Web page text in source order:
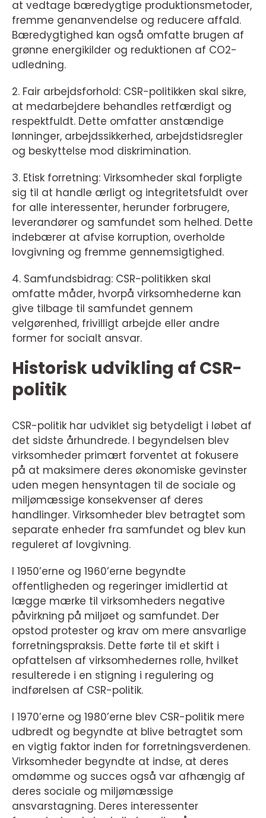
at vedtage bæredygtige produktionsmetoder,
fremme genanvendelse og reducere affald.
Bæredygtighed kan også omfatte brugen af
grønne energikilder og reduktionen af CO2-
udledning.
2. Fair arbejdsforhold: CSR-politikken skal sikre,
at medarbejdere behandles retfærdigt og
respektfuldt. Dette omfatter anstændige
lønninger, arbejdssikkerhed, arbejdstidsregler
og beskyttelse mod diskrimination.
3. Etisk forretning: Virksomheder skal forpligte
sig til at handle ærligt og integritetsfuldt over
for alle interessenter, herunder forbrugere,
leverandører og samfundet som helhed. Dette
indebærer at afvise korruption, overholde
lovgivning og fremme gennemsigtighed.
4. Samfundsbidrag: CSR-politikken skal
omfatte måder, hvorpå virksomhederne kan
give tilbage til samfundet gennem
velgørenhed, frivilligt arbejde eller andre
former for socialt ansvar.
Historisk udvikling af CSR-
politik
CSR-politik har udviklet sig betydeligt i løbet af
det sidste århundrede. I begyndelsen blev
virksomheder primært forventet at fokusere
på at maksimere deres økonomiske gevinster
uden megen hensyntagen til de sociale og
miljømæssige konsekvenser af deres
handlinger. Virksomheder blev betragtet som
separate enheder fra samfundet og blev kun
reguleret af lovgivning.
I 1950’erne og 1960’erne begyndte
offentligheden og regeringer imidlertid at
lægge mærke til virksomheders negative
påvirkning på miljøet og samfundet. Der
opstod protester og krav om mere ansvarlige
forretningspraksis. Dette førte til et skift i
opfattelsen af virksomhedernes rolle, hvilket
resulterede i en stigning i regulering og
indførelsen af CSR-politik.
I 1970’erne og 1980’erne blev CSR-politik mere
udbredt og begyndte at blive betragtet som
en vigtig faktor inden for forretningsverdenen.
Virksomheder begyndte at indse, at deres
omdømme og succes også var afhængig af
deres sociale og miljømæssige
ansvarstagning. Deres interessenter